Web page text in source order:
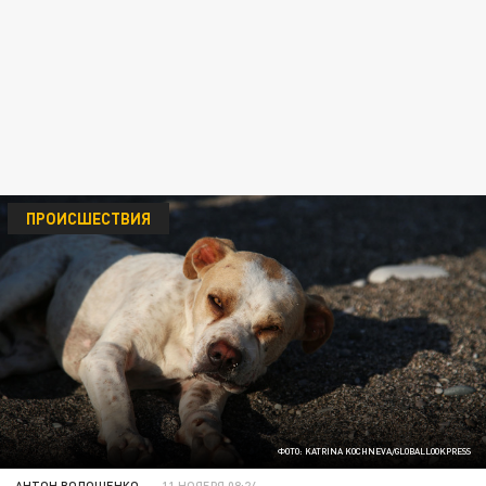
ФОТО: KATRINA KOCHNEVA/GLOBALLOOKPRESS
ПРОИСШЕСТВИЯ